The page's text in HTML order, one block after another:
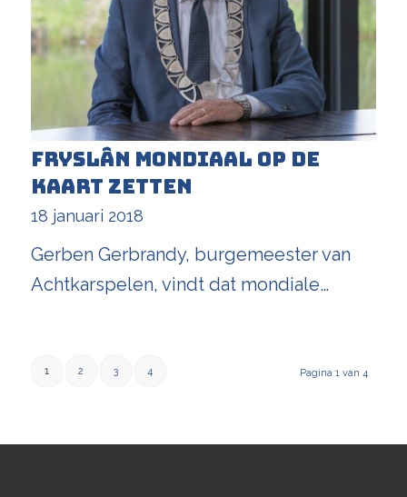
Fryslân mondiaal op de
kaart zetten
18 januari 2018
Gerben Gerbrandy, burgemeester van
Achtkarspelen, vindt dat mondiale…
Pagina 1 van 4
1 2 3 4